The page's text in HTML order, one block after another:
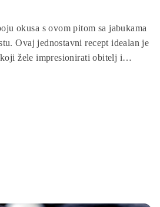
okusa s ovom pitom sa jabukama
Ovaj jednostavni recept idealan je
žele impresionirati obitelj i